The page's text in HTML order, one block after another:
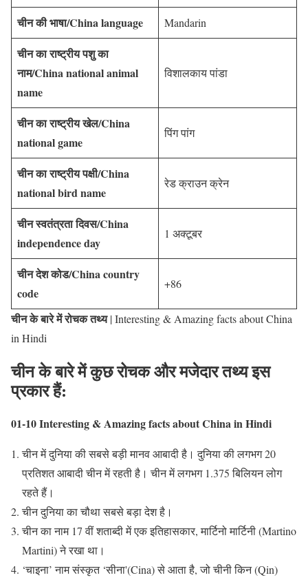
चीन की भाषा/China language Mandarin
चीन का राष्ट्रीय पशु का
नाम/China national animal
name
विशालकाय पांडा
चीन का राष्ट्रीय खेल/China
national game
पिंग पांग
चीन का राष्ट्रीय पक्षी/China
national bird name
रेड क्राउन क्रेन
चीन स्वतंत्रता दिवस/China
independence day
1 अक्टूबर
चीन देश कोड/China country
code
+86
चीन के बारे में रोचक तथ्य| Interesting & Amazing facts about China
in Hindi
चीन के बारे में कुछ रोचक और मजेदार तथ्य इस
प्रकार हैं:
01-10 Interesting & Amazing facts about China in Hindi
चीन में दुनिया की सबसे बड़ी मानव आबादी है। दुनिया की लगभग 20
प्रतिशत आबादी चीन में रहती है। चीन में लगभग 1.375 बिलियन लोग
रहते हैं।
चीन दुनिया का चौथा सबसे बड़ा देश है।
चीन का नाम 17 वीं शताब्दी में एक इतिहासकार, मार्टिनो मार्टिनी (Martino
Martini) ने रखा था।
‘चाइना’ नाम संस्कृत ‘सीना'(Cina) से आता है, जो चीनी किन (Qin)